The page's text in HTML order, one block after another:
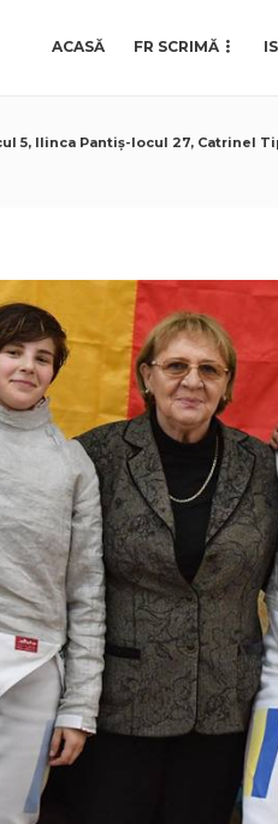
ACASĂ FR SCRIMĂ
5, Ilinca Pantiș-locul 27, Catrinel